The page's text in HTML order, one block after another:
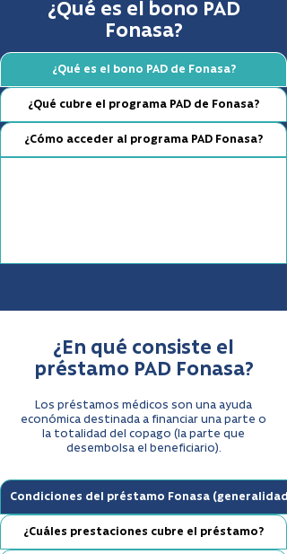
¿Qué es el bono PAD
Fonasa?
¿Qué es el bono PAD de Fonasa?
¿Qué cubre el programa PAD de Fonasa?
¿Cómo acceder al programa PAD Fonasa?
¿En qué consiste el
préstamo PAD Fonasa?
Los préstamos médicos son una ayuda
económica destinada a financiar una parte o
la totalidad del copago (la parte que
desembolsa el beneficiario).
Condiciones del préstamo Fonasa
¿Cuáles prestaciones cubre el préstamo?